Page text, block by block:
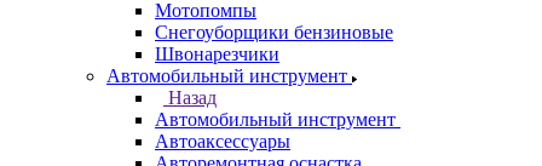
Мотопомпы
Снегоуборщики бензиновые
Швонарезчики
Автомобильный инструмент
Назад
Автомобильный инструмент
Автоаксессуары